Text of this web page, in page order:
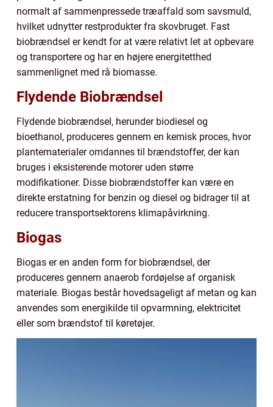
normalt af sammenpressede træaffald som savsmuld,
hvilket udnytter restprodukter fra skovbruget. Fast
biobrændsel er kendt for at være relativt let at opbevare
og transportere og har en højere energitetthed
sammenlignet med rå biomasse.
Flydende Biobrændsel
Flydende biobrændsel, herunder biodiesel og
bioethanol, produceres gennem en kemisk proces, hvor
plantematerialer omdannes til brændstoffer, der kan
bruges i eksisterende motorer uden større
modifikationer. Disse biobrændstoffer kan være en
direkte erstatning for benzin og diesel og bidrager til at
reducere transportsektorens klimapåvirkning.
Biogas
Biogas er en anden form for biobrændsel, der
produceres gennem anaerob fordøjelse af organisk
materiale. Biogas består hovedsageligt af metan og kan
anvendes som energikilde til opvarmning, elektricitet
eller som brændstof til køretøjer.